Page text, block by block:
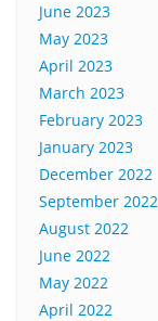
June 2023
May 2023
April 2023
March 2023
February 2023
January 2023
December 2022
September 2022
August 2022
June 2022
May 2022
April 2022